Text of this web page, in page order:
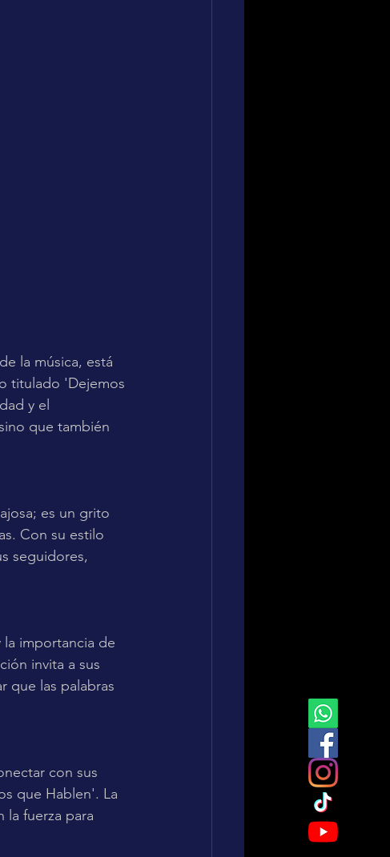
la música, está
titulado 'Dejemos
y el
que también
es un grito
Con su estilo
seguidores,
importancia de
invita a sus
que las palabras
con sus
que Hablen'. La
la fuerza para